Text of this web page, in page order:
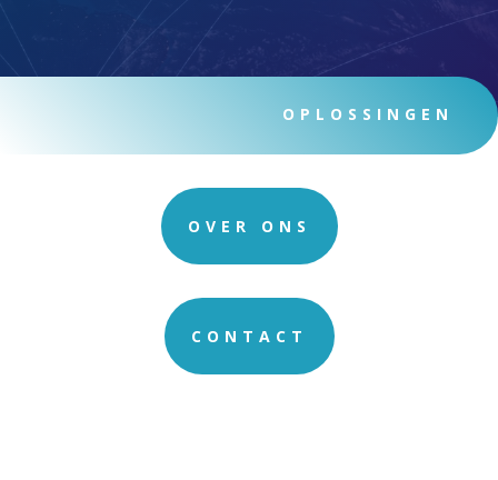
OPLOSSINGEN
OVER ONS
CONTACT